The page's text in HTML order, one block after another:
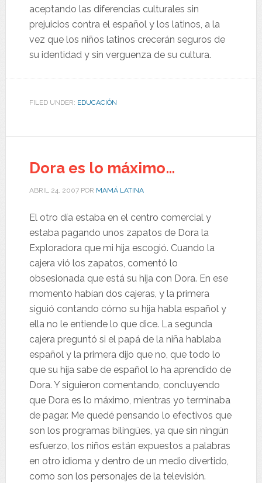
aceptando las diferencias culturales sin
prejuicios contra el español y los latinos, a la
vez que los niños latinos crecerán seguros de
su identidad y sin verguenza de su cultura.
FILED UNDER: EDUCACIÓN
Dora es lo máximo…
ABRIL 24, 2007POR MAMÁ LATINA
El otro día estaba en el centro comercial y
estaba pagando unos zapatos de Dora la
Exploradora que mi hija escogió. Cuando la
cajera vió los zapatos, comentó lo
obsesionada que está su hija con Dora. En ese
momento habían dos cajeras, y la primera
siguió contando cómo su hija habla español y
ella no le entiende lo que dice. La segunda
cajera preguntó si el papá de la niña hablaba
español y la primera dijo que no, que todo lo
que su hija sabe de español lo ha aprendido de
Dora. Y siguieron comentando, concluyendo
que Dora es lo máximo, mientras yo terminaba
de pagar. Me quedé pensando lo efectivos que
son los programas bilingües, ya que sin ningún
esfuerzo, los niños están expuestos a palabras
en otro idioma y dentro de un medio divertido,
como son los personajes de la televisión.